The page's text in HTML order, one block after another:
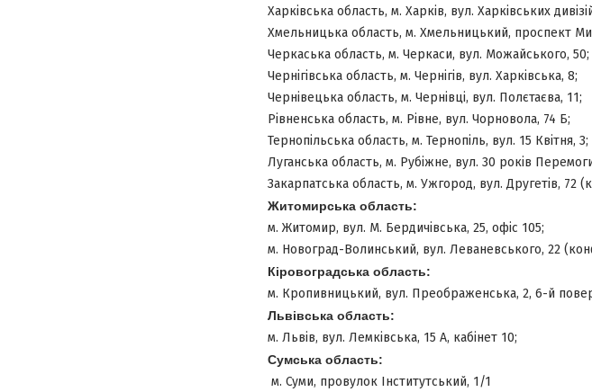
Харківська область, м. Харків, вул. Харківських
Хмельницька область, м. Хмельницький, проспект
Черкаська область, м. Черкаси, вул. Можайського, 50;
Чернігівська область, м. Чернігів, вул. Харківська, 8;
Чернівецька область, м. Чернівці, вул. Полєтаєва, 11;
Рівненська область, м. Рівне, вул. Чорновола, 74 Б;
Тернопільська область, м. Тернопіль, вул. 15 Квітня, 3;
Луганська область, м. Рубіжне, вул. 30 років
Закарпатська область, м. Ужгород, вул. Другетів, 72
Житомирська область:
м. Житомир, вул. М. Бердичівська, 25, офіс 105;
м. Новоград-Волинський, вул. Леваневського, 22
Кіровоградська область:
м. Кропивницький, вул. Преображенська, 2, 6-й
Львівська область:
м. Львів, вул. Лемківська, 15 А, кабінет 10;
Сумська область:
м. Суми, провулок Інститутський, 1/1